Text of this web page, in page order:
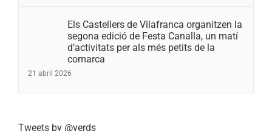
Els Castellers de Vilafranca organitzen la
segona edició de Festa Canalla, un matí
d’activitats per als més petits de la
comarca
21 abril 2026
Tweets by @verds